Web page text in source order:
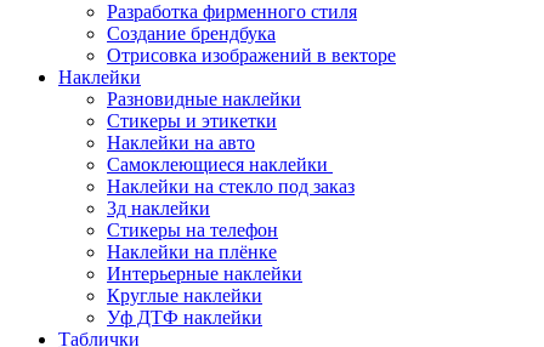
Разработка фирменного стиля
Создание брендбука
Отрисовка изображений в векторе
Наклейки
Разновидные наклейки
Стикеры и этикетки
Наклейки на авто
Самоклеющиеся наклейки
Наклейки на стекло под заказ
3д наклейки
Cтикеры на телефон
Наклейки на плёнке
Интерьерные наклейки
Круглые наклейки
Уф ДТФ наклейки
Таблички